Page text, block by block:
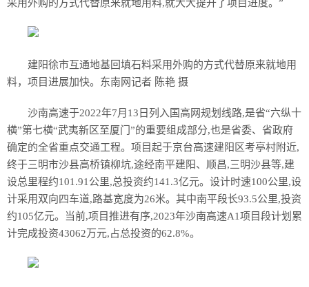
采用外购的方式代替原来就地用料,就大大提升了项目进度。”
建阳徐市互通地基回填石料采用外购的方式代替原来就地用
料，项目进展加快。东南网记者 陈艳 摄
沙南高速于2022年7月13日列入国高网规划线路,是省“六纵十
横”第七横“武夷新区至厦门”的重要组成部分,也是省委、省政府
确定的全省重点交通工程。项目起于京台高速建阳区考亭村附近,
终于三明市沙县高桥镇柳坑,途经南平建阳、顺昌,三明沙县等,建
设总里程约101.91公里,总投资约141.3亿元。设计时速100公里,设
计采用双向四车道,路基宽度为26米。其中南平段长93.5公里,投资
约105亿元。当前,项目推进有序,2023年沙南高速A1项目段计划累
计完成投资43062万元,占总投资的62.8%。